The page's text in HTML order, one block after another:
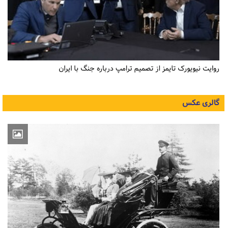
روایت نیویورک تایمز از تصمیم ترامپ درباره جنگ با ایران
گالری عکس